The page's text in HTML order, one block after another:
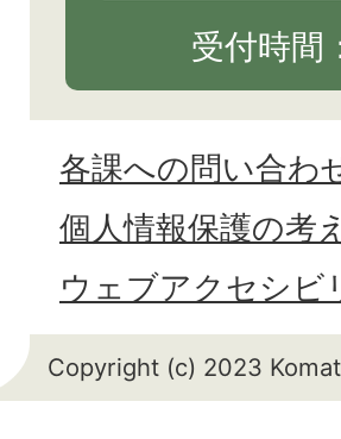
受付時間
各課への問い合わ
個人情報保護の考
ウェブアクセシビ
Copyright (c) 2023